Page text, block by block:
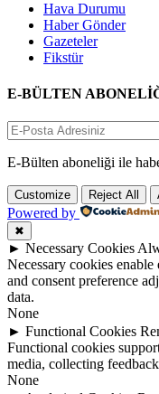
Hava Durumu
Haber Gönder
Gazeteler
Fikstür
E-BÜLTEN
E-Bülten aboneliği ile
Customize Reject All
Powered by
✖
► Necessary Cookies
Necessary cookies
and consent preference
data.
None
► Functional Cookies
Functional cookies
media, collecting
None